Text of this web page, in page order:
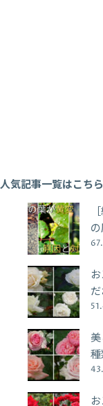
人気記事一覧はこちら